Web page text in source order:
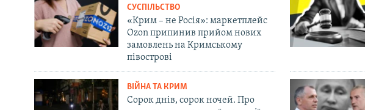
СУСПІЛЬСТВО
«Крим – не Росія»: маркетплейс
Ozon припинив прийом нових
замовлень на Кримському
півострові
ВІЙНА ТА КРИМ
Сорок днів, сорок ночей. Про